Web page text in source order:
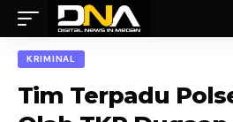
KRIMINAL
Tim Terpadu